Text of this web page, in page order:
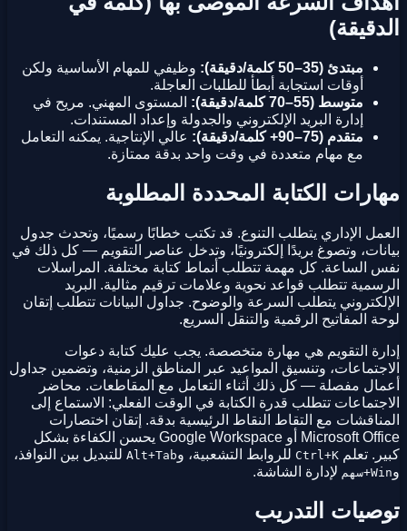
الدقيقة)
مبتدئ (35–50 كلمة/دقيقة):
وظيفي للمهام الأساسية ولكن
أوقات استجابة أبطأ للطلبات العاجلة.
متوسط (55–70 كلمة/دقيقة):
المستوى المهني. مريح في
إدارة البريد الإلكتروني والجدولة وإعداد المستندات.
متقدم (75–90+ كلمة/دقيقة):
عالي الإنتاجية. يمكنه التعامل
مع مهام متعددة في وقت واحد بدقة ممتازة.
مهارات الكتابة المحددة المطلوبة
العمل الإداري يتطلب التنوع. قد تكتب خطابًا رسميًا، وتحدث جدول
بيانات، وتصوغ بريدًا إلكترونيًا، وتدخل عناصر التقويم — كل ذلك في
نفس الساعة. كل مهمة تتطلب أنماط كتابة مختلفة. المراسلات
الرسمية تتطلب قواعد نحوية وعلامات ترقيم مثالية. البريد
الإلكتروني يتطلب السرعة والوضوح. جداول البيانات تتطلب إتقان
لوحة المفاتيح الرقمية والتنقل السريع.
إدارة التقويم هي مهارة متخصصة. يجب عليك كتابة دعوات
الاجتماعات، وتنسيق المواعيد عبر المناطق الزمنية، وتضمين جداول
أعمال مفصلة — كل ذلك أثناء التعامل مع المقاطعات. محاضر
الاجتماعات تتطلب قدرة الكتابة في الوقت الفعلي: الاستماع إلى
المناقشات مع التقاط النقاط الرئيسية بدقة. إتقان اختصارات
Microsoft Office أو Google Workspace يحسن الكفاءة بشكل
كبير. تعلم Ctrl+K للروابط التشعبية، وAlt+Tab للتبديل بين النوافذ،
وWin+سهم لإدارة الشاشة.
توصيات التدريب